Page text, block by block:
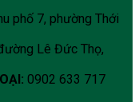
phố 7, phường Thới
Lê Đức Thọ,
0902 633 717